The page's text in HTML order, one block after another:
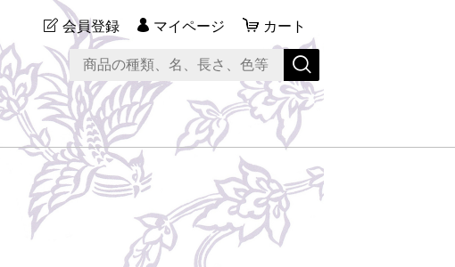
会員登録 マイページ カート